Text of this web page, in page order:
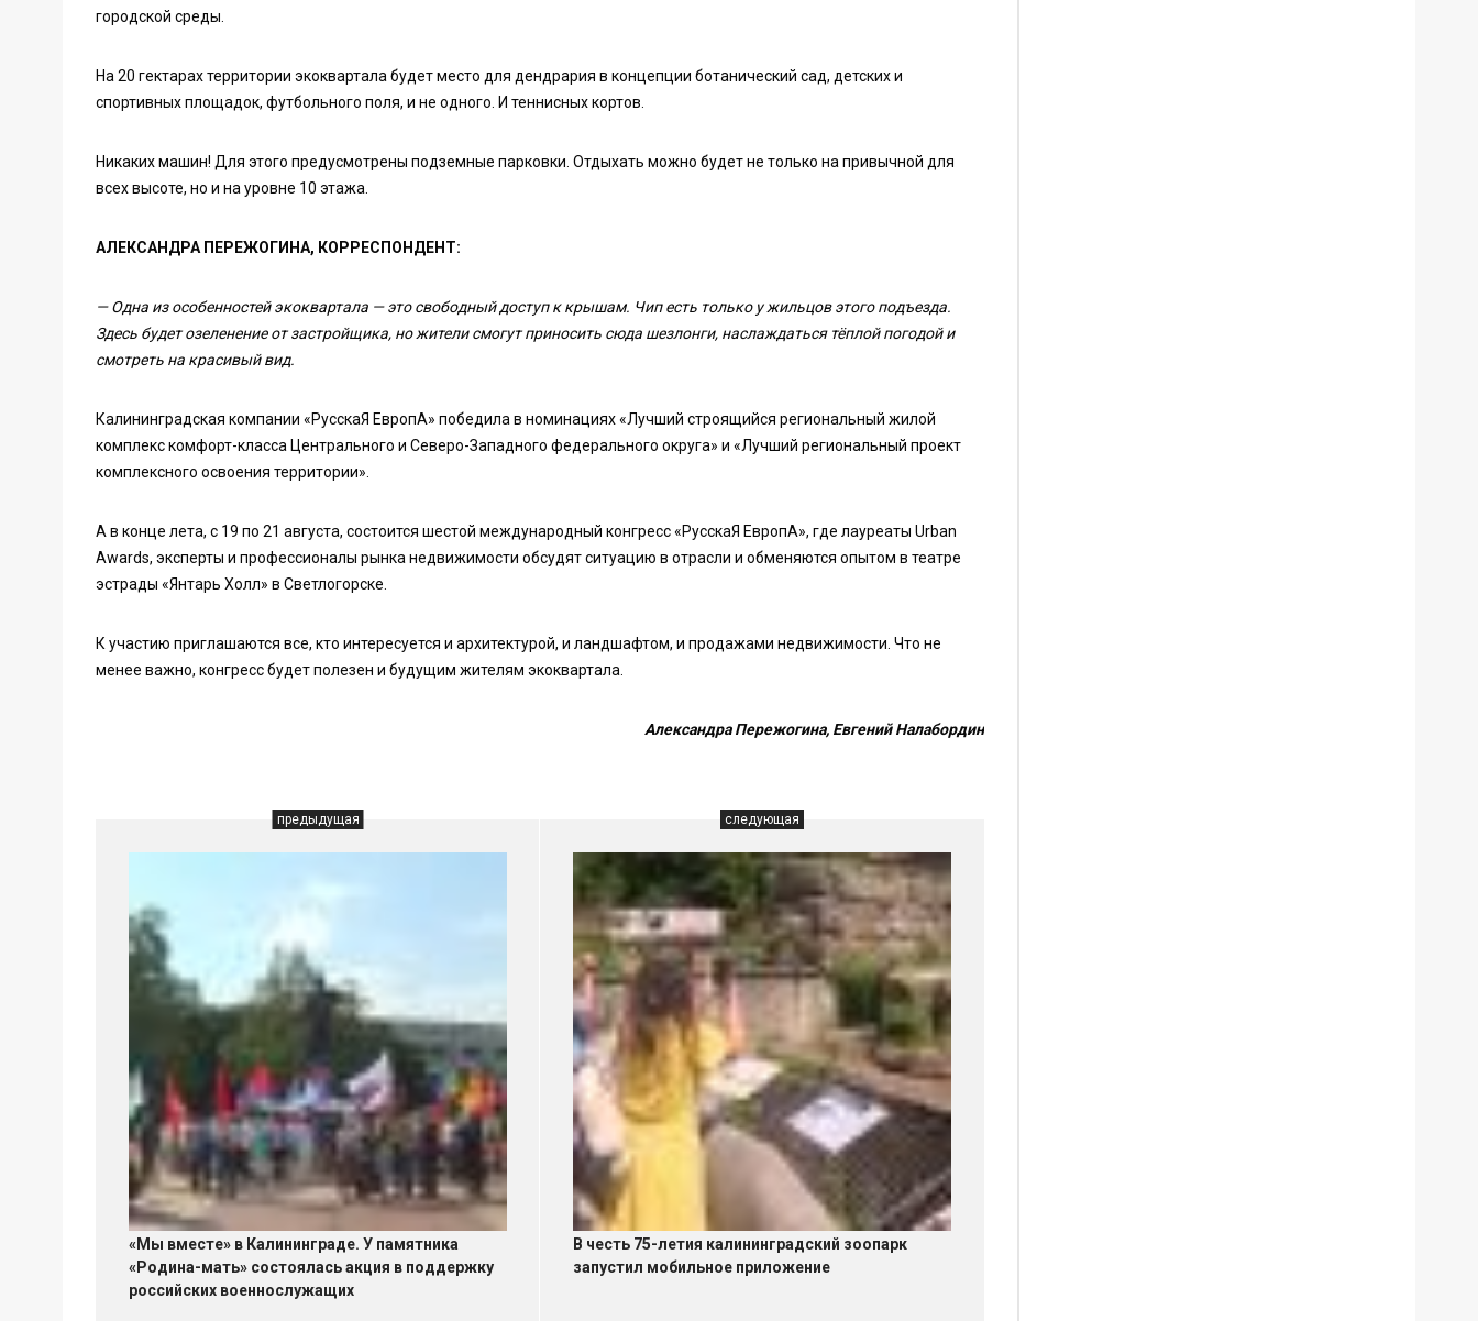
городской среды.
На 20 гектарах территории экоквартала будет место для дендрария в концепции ботанический сад, детских и
спортивных площадок, футбольного поля, и не одного. И теннисных кортов.
Никаких машин! Для этого предусмотрены подземные парковки. Отдыхать можно будет не только на привычной для
всех высоте, но и на уровне 10 этажа.
АЛЕКСАНДРА ПЕРЕЖОГИНА, КОРРЕСПОНДЕНТ:
— Одна из особенностей экоквартала — это свободный доступ к крышам. Чип есть только у жильцов этого подъезда.
Здесь будет озеленение от застройщика, но жители смогут приносить сюда шезлонги, наслаждаться тёплой погодой и
смотреть на красивый вид.
Калининградская компании «РусскаЯ ЕвропА» победила в номинациях «Лучший строящийся региональный жилой
комплекс комфорт-класса Центрального и Северо-Западного федерального округа» и «Лучший региональный проект
комплексного освоения территории».
А в конце лета, с 19 по 21 августа, состоится шестой международный конгресс «РусскаЯ ЕвропА», где лауреаты Urban
Awards, эксперты и профессионалы рынка недвижимости обсудят ситуацию в отрасли и обменяются опытом в театре
эстрады «Янтарь Холл» в Светлогорске.
К участию приглашаются все, кто интересуется и архитектурой, и ландшафтом, и продажами недвижимости. Что не
менее важно, конгресс будет полезен и будущим жителям экоквартала.
Александра Пережогина, Евгений Налабордин
предыдущая
«Мы вместе» в Калининграде. У памятника
«Родина-мать» состоялась акция в поддержку
российских военнослужащих
следующая
В честь 75-летия калининградский зоопарк
запустил мобильное приложение